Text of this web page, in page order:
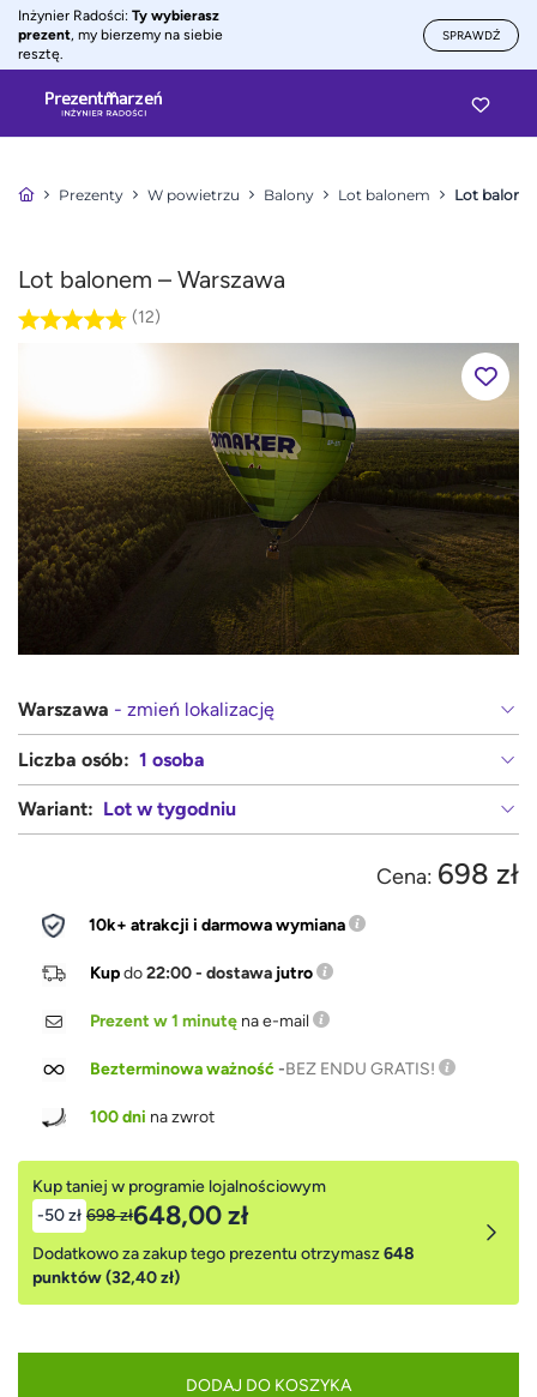
Inżynier Radości: Ty wybierasz
prezent, my bierzemy na siebie
resztę.
SPRAWDŹ
Prezenty W powietrzu Balony Lot balonem Lot
Lot balonem – Warszawa
(12)
Warszawa - zmień lokalizację
Liczba osób: 1 osoba
Wariant: Lot w tygodniu
Cena: 698 zł
10k+ atrakcji i darmowa wymiana
Kupdo22:00 - dostawa jutro
Prezent w 1 minutę na e-mail
Bezterminowa ważność-BEZ ENDU GRATIS!
100 dni na zwrot
Kup taniej w programie lojalnościowym
-50 zł 698 zł648,00 zł
Dodatkowo za zakup tego prezentu otrzymasz648
punktów (32,40 zł)
DODAJ DO KOSZYKA